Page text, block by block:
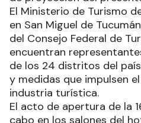
El Ministerio de Turismo
en San Miguel de
del Consejo Federal de
encuentran
de los 24 distritos del
y medidas que impulsen
industria turística.
El acto de apertura de la